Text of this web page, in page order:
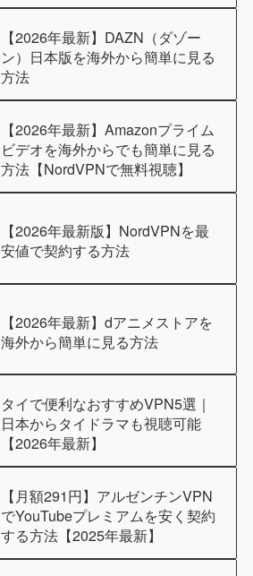
【2026年最新】DAZN（ダゾー
ン）日本版を海外から簡単に見る
方法
【2026年最新】Amazonプライム
ビデオを海外からでも簡単に見る
方法【NordVPNで無料視聴】
【2026年最新版】NordVPNを最
安値で契約する方法
【2026年最新】dアニメストアを
海外から簡単に見る方法
タイで便利なおすすめVPN5選｜
日本からタイドラマも視聴可能
【2026年最新】
【月額291円】アルゼンチンVPN
でYouTubeプレミアムを安く契約
する方法【2025年最新】